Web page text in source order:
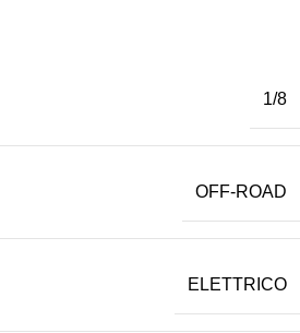
1/8
OFF-ROAD
ELETTRICO